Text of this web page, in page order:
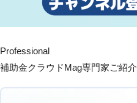
Professional
補助金クラウドMag専門家ご紹介